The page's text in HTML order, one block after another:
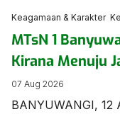
Keagamaan & Karakter
MTsN 1
Kirana Menuju
Cibubur
07 Aug 2026
BANYUWANGI,